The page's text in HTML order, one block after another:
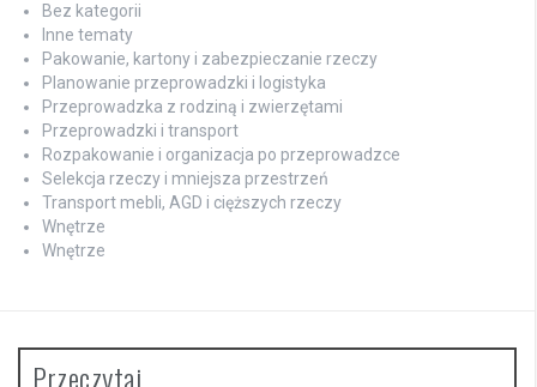
Bez kategorii
Inne tematy
Pakowanie, kartony i zabezpieczanie rzeczy
Planowanie przeprowadzki i logistyka
Przeprowadzka z rodziną i zwierzętami
Przeprowadzki i transport
Rozpakowanie i organizacja po przeprowadzce
Selekcja rzeczy i mniejsza przestrzeń
Transport mebli, AGD i cięższych rzeczy
Wnętrze
Wnętrze
Przeczytaj